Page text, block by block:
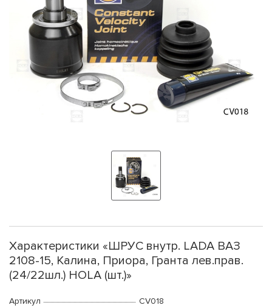
Характеристики «ШРУС внутр. LADA ВАЗ
2108-15, Калина, Приора, Гранта лев.прав.
(24/22шл.) HOLA (шт.)»
Артикул
CV018